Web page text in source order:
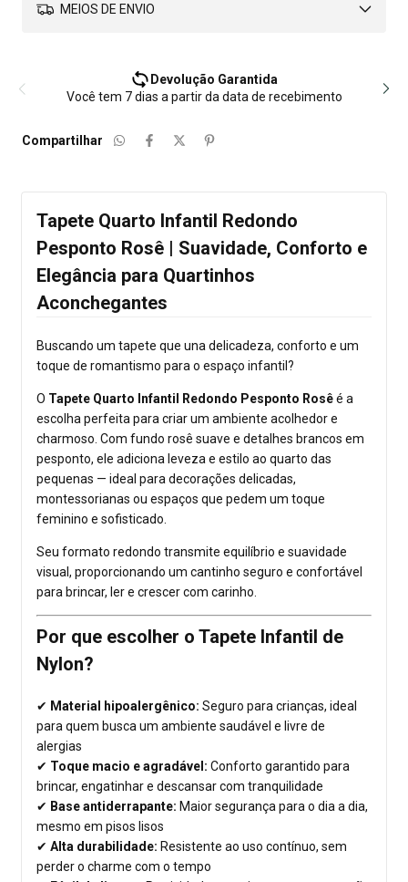
MEIOS DE ENVIO
Devolução Garantida
Você tem 7 dias a partir da data de recebimento
Compartilhar
Tapete Quarto Infantil Redondo
Pesponto Rosê | Suavidade, Conforto e
Elegância para Quartinhos
Aconchegantes
Buscando um tapete que una delicadeza, conforto e um
toque de romantismo para o espaço infantil?
O Tapete Quarto Infantil Redondo Pesponto Rosêé a
escolha perfeita para criar um ambiente acolhedor e
charmoso. Com fundo rosê suave e detalhes brancos em
pesponto, ele adiciona leveza e estilo ao quarto das
pequenas — ideal para decorações delicadas,
montessorianas ou espaços que pedem um toque
feminino e sofisticado.
Seu formato redondo transmite equilíbrio e suavidade
visual, proporcionando um cantinho seguro e confortável
para brincar, ler e crescer com carinho.
Por que escolher o Tapete Infantil de
Nylon?
✔ Material hipoalergênico: Seguro para crianças, ideal
para quem busca um ambiente saudável e livre de
alergias
✔ Toque macio e agradável: Conforto garantido para
brincar, engatinhar e descansar com tranquilidade
✔ Base antiderrapante: Maior segurança para o dia a dia,
mesmo em pisos lisos
✔ Alta durabilidade: Resistente ao uso contínuo, sem
perder o charme com o tempo